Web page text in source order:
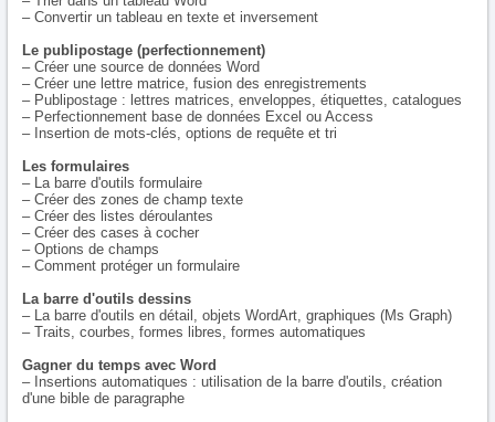
– Convertir un tableau en texte et inversement
Le publipostage (perfectionnement)
– Créer une source de données Word
– Créer une lettre matrice, fusion des enregistrements
– Publipostage : lettres matrices, enveloppes, étiquettes, catalogues
– Perfectionnement base de données Excel ou Access
– Insertion de mots-clés, options de requête et tri
Les formulaires
– La barre d'outils formulaire
– Créer des zones de champ texte
– Créer des listes déroulantes
– Créer des cases à cocher
– Options de champs
– Comment protéger un formulaire
La barre d'outils dessins
– La barre d'outils en détail, objets WordArt, graphiques (Ms Graph)
– Traits, courbes, formes libres, formes automatiques
Gagner du temps avec Word
– Insertions automatiques : utilisation de la barre d'outils, création
d'une bible de paragraphe